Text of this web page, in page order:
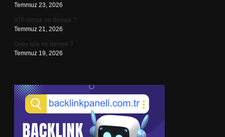
Temmuz 23, 2026
ATF olmak ne demek ?
Temmuz 21, 2026
Üvey aile ne demek ?
Temmuz 19, 2026